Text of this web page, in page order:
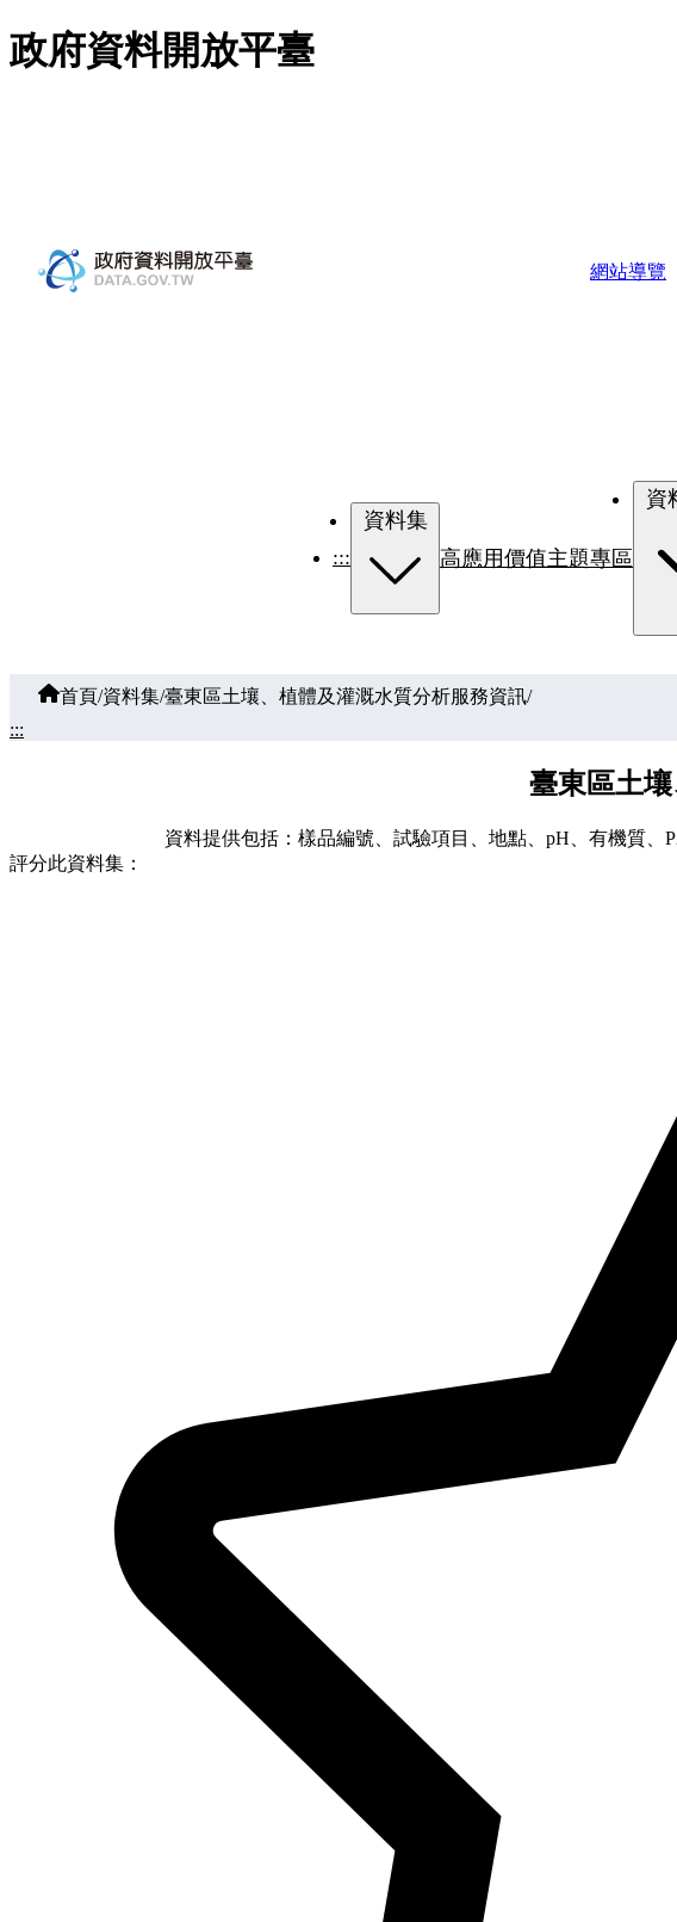
跳至主要內容
政府資料開放平臺
網站導覽
:::
資料集
高應用價值主題專區
首頁/資料集/臺東區土壤、植體及灌溉水質分析服務資訊/
:::
臺東區土
資料提供包括：樣品編號、試驗項目、地點、pH、有機質、
評分此資料集：